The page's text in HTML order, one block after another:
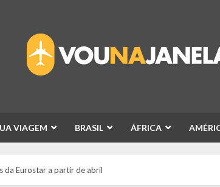
VIAGEM BRASIL ÁFRICA
da Eurostar a partir de abril